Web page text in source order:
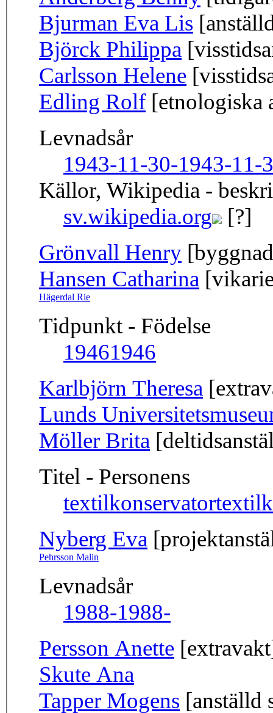
Bjurman Eva Lis
Björck Philippa
Carlsson Helene
Edling Rolf[etnologiska
Levnadsår
1943-11-30-1943-11-
Källor, Wikipedia -
sv.wikipedia.org
[?]
Grönvall Henry
Hansen Catharina
Hägerdal Rie
Tidpunkt - Födelse
19461946
Karlbjörn Theresa
Lunds
Möller Brita
Titel - Personens
textilkonservator
Nyberg Eva
Pehrsson Malin
Levnadsår
1988-1988-
Persson Anette
Skute Ana
Tapper Mogens [anställd